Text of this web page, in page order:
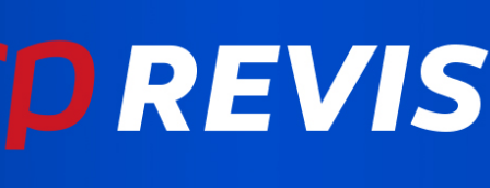
Golfe
Revista ACP Edição
impressa